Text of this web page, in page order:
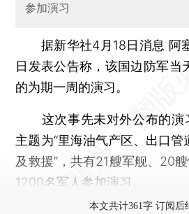
参加演习
据新华社4月18日消息 阿
日发表公告称，该国边防军当
的为期一周的演习。
这次事先未对外公布的演
主题为“里海油气产区、出口
及救援”，共有21艘军舰、20
1200名军人参加演习。
本文共计361字 订阅后